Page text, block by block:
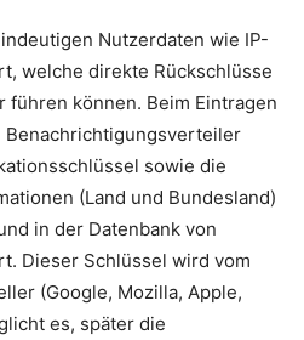
Nutzerdaten wie IP-
welche direkte Rückschlüsse
können. Beim Eintragen
Benachrichtigungsverteiler
sowie die
(Land und Bundesland)
in der Datenbank von
Dieser Schlüssel wird vom
(Google, Mozilla, Apple,
es, später die